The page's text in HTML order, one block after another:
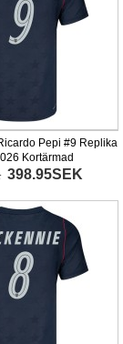
Pepi #9 Replika
Kortärmad
398.95SEK